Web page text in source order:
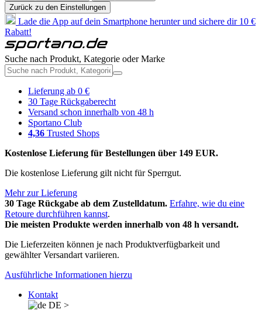
Zurück zu den Einstellungen
Lade die App auf dein Smartphone herunter und sichere dir 10 €
Rabatt!
Suche nach Produkt, Kategorie oder Marke
Lieferung ab 0 €
30 Tage Rückgaberecht
Versand schon innerhalb von 48 h
Sportano Club
4,36 Trusted Shops
Kostenlose Lieferung für Bestellungen über 149 EUR.
Die kostenlose Lieferung gilt nicht für Sperrgut.
Mehr zur Lieferung
30 Tage Rückgabe ab dem Zustelldatum. Erfahre, wie du eine
Retoure durchführen kannst.
Die meisten Produkte werden innerhalb von 48 h versandt.
Die Lieferzeiten können je nach Produktverfügbarkeit und
gewählter Versandart variieren.
Ausführliche Informationen hierzu
Kontakt
DE >